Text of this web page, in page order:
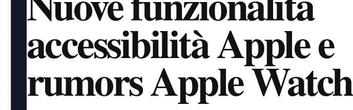
accessibilità Apple e
rumors Apple Watch